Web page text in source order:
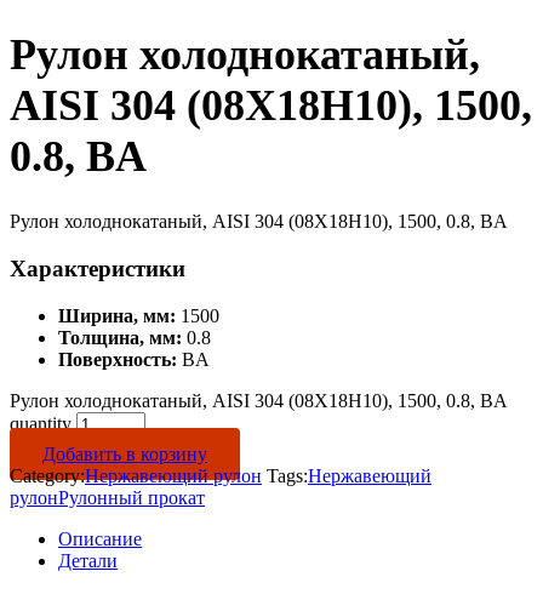
Рулон холоднокатаный,
AISI 304 (08Х18Н10), 1500,
0.8, BA
Рулон холоднокатаный, AISI 304 (08Х18Н10), 1500, 0.8, BA
Характеристики
Ширина, мм: 1500
Толщина, мм: 0.8
Поверхность: BA
Рулон холоднокатаный, AISI 304 (08Х18Н10), 1500, 0.8, BA
quantity
Добавить в корзину
Category:Нержавеющий рулон Tags:Нержавеющий
рулонРулонный прокат
Описание
Детали